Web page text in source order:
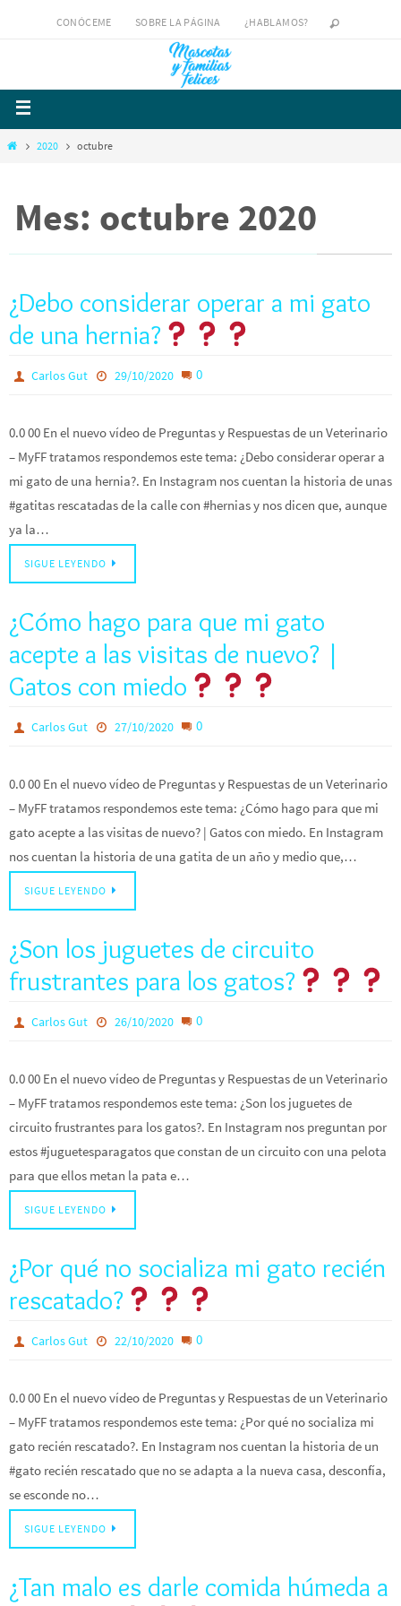
CONÓCEME SOBRE LA PÁGINA ¿HABLAMOS?
2020 octubre
Mes: octubre 2020
¿Debo considerar operar a mi gato
de una hernia?
Carlos Gut 29/10/2020 0
0.0 00 En el nuevo vídeo de Preguntas y Respuestas de un Veterinario
– MyFF tratamos respondemos este tema: ¿Debo considerar operar a
mi gato de una hernia?. En Instagram nos cuentan la historia de unas
#gatitas rescatadas de la calle con #hernias y nos dicen que, aunque
ya la…
SIGUE LEYENDO
¿Cómo hago para que mi gato
acepte a las visitas de nuevo? |
Gatos con miedo
Carlos Gut 27/10/2020 0
0.0 00 En el nuevo vídeo de Preguntas y Respuestas de un Veterinario
– MyFF tratamos respondemos este tema: ¿Cómo hago para que mi
gato acepte a las visitas de nuevo? | Gatos con miedo. En Instagram
nos cuentan la historia de una gatita de un año y medio que,…
SIGUE LEYENDO
¿Son los juguetes de circuito
frustrantes para los gatos?
Carlos Gut 26/10/2020 0
0.0 00 En el nuevo vídeo de Preguntas y Respuestas de un Veterinario
– MyFF tratamos respondemos este tema: ¿Son los juguetes de
circuito frustrantes para los gatos?. En Instagram nos preguntan por
estos #juguetesparagatos que constan de un circuito con una pelota
para que ellos metan la pata e…
SIGUE LEYENDO
¿Por qué no socializa mi gato recién
rescatado?
Carlos Gut 22/10/2020 0
0.0 00 En el nuevo vídeo de Preguntas y Respuestas de un Veterinario
– MyFF tratamos respondemos este tema: ¿Por qué no socializa mi
gato recién rescatado?. En Instagram nos cuentan la historia de un
#gato recién rescatado que no se adapta a la nueva casa, desconfía,
se esconde no…
SIGUE LEYENDO
¿Tan malo es darle comida húmeda a